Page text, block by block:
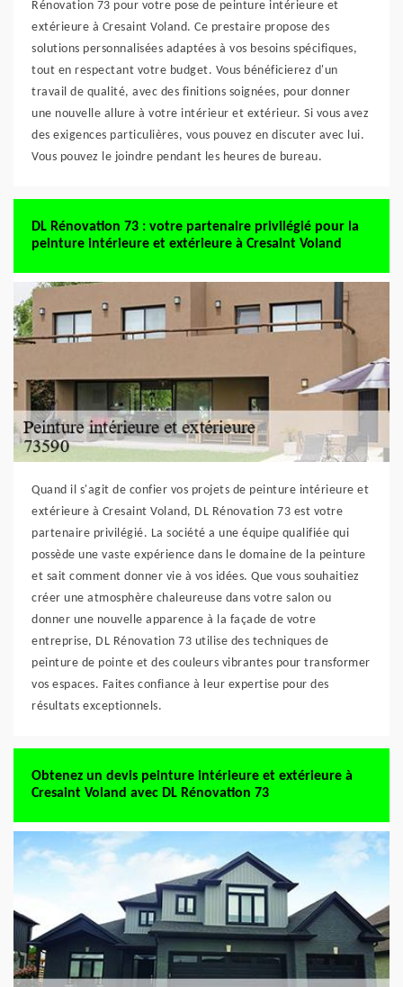
Rénovation 73 pour votre pose de peinture intérieure et
extérieure à Cresaint Voland. Ce prestaire propose des
solutions personnalisées adaptées à vos besoins spécifiques,
tout en respectant votre budget. Vous bénéficierez d'un
travail de qualité, avec des finitions soignées, pour donner
une nouvelle allure à votre intérieur et extérieur. Si vous avez
des exigences particulières, vous pouvez en discuter avec lui.
Vous pouvez le joindre pendant les heures de bureau.
DL Rénovation 73 : votre partenaire privilégié pour la
peinture intérieure et extérieure à Cresaint Voland
Quand il s'agit de confier vos projets de peinture intérieure et
extérieure à Cresaint Voland, DL Rénovation 73 est votre
partenaire privilégié. La société a une équipe qualifiée qui
possède une vaste expérience dans le domaine de la peinture
et sait comment donner vie à vos idées. Que vous souhaitiez
créer une atmosphère chaleureuse dans votre salon ou
donner une nouvelle apparence à la façade de votre
entreprise, DL Rénovation 73 utilise des techniques de
peinture de pointe et des couleurs vibrantes pour transformer
vos espaces. Faites confiance à leur expertise pour des
résultats exceptionnels.
Obtenez un devis peinture intérieure et extérieure à
Cresaint Voland avec DL Rénovation 73